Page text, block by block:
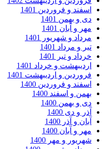
و فروردین 1401
و بهمن 1401
و آبان 1401
و شهریور 1401
و مرداد 1401
و تیر 1401
و خرداد 1401
و اردیبهشت 1401
و فروردین 1400
و اسفند 1400
و بهمن 1400
و دی 1400
و آذر 1400
و آبان 1400
و مهر 1400